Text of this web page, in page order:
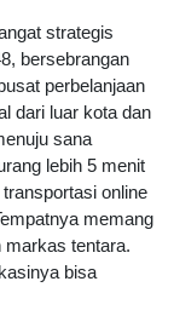
strategis
bersebrangan
perbelanjaan
dari luar kota dan
sana
lebih 5 menit
online
empatnya memang
markas tentara.
bisa